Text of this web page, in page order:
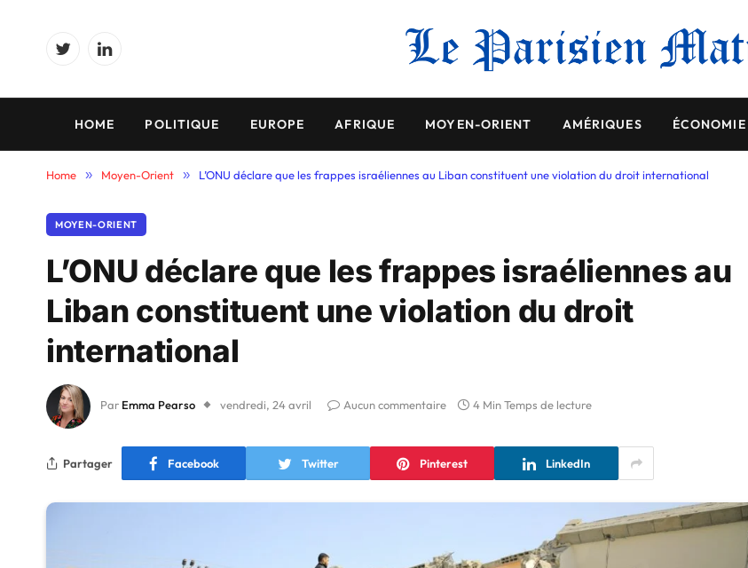
TwitterLinkedIn
HOME POLITIQUE EUROPE AFRIQUE MOYEN-ORIENT AMÉRIQUES ÉCONOMIE
Home » Moyen-Orient » L’ONU déclare que les frappes israéliennes au Liban constituent une violation du droit international
MOYEN-ORIENT
L’ONU déclare que les frappes israéliennes au
Liban constituent une violation du droit
international
Par Emma Pearso vendredi, 24 avril Aucun commentaire 4 Min Temps de lecture
Partager Facebook Twitter Pinterest LinkedIn